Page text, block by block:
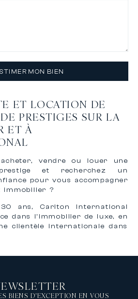
MON BIEN
ET LOCATION DE
PRESTIGES SUR LA
ET À
vendre ou louer une
et recherchez un
pour vous accompagner
immobilier ?
ans, Carlton International
dans l’immobilier de luxe, en
clientèle internationale dans
personnalisé, confidentiel et
concrétiser vos projets
BIENS D'EXCEPTION EN VOUS